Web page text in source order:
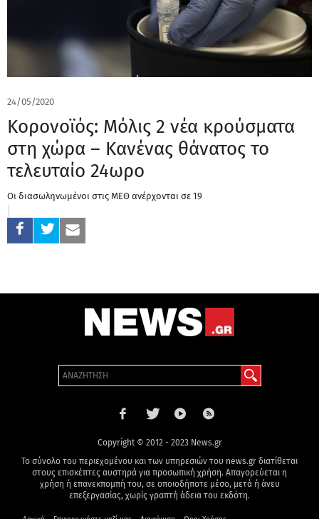
24/05/2020
Κορονοϊός: Μόλις 2 νέα κρούσματα
στη χώρα – Κανένας θάνατος το
τελευταίο 24ωρο
Οι διασωληνωμένοι στις ΜΕΘ ανέρχονται σε 19
Copyright © 2012 - 2023 News.gr
Το σύνολο του περιεχομένου και των υπηρεσιών του news.gr διατίθεται
στους επισκέπτες αυστηρά για προσωπική χρήση. Απαγορεύεται η
χρήση ή επανεκπομπή του, σε οποιοδήποτε μέσο, μετά ή άνευ
επεξεργασίας, χωρίς γραπτή άδεια του εκδότη.